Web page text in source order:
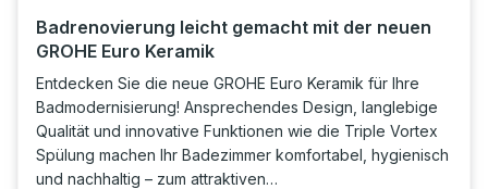
Badrenovierung leicht gemacht mit der neuen
GROHE Euro Keramik
Entdecken Sie die neue GROHE Euro Keramik für Ihre
Badmodernisierung! Ansprechendes Design, langlebige
Qualität und innovative Funktionen wie die Triple Vortex
Spülung machen Ihr Badezimmer komfortabel, hygienisch
und nachhaltig – zum attraktiven…